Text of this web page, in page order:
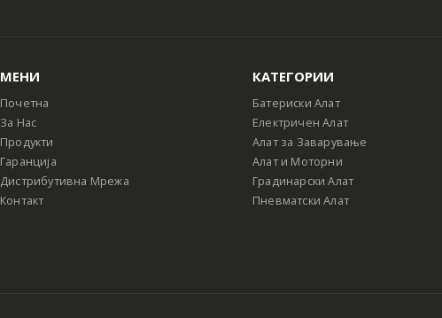
МЕНИ
Почетна
За Нас
Продукти
Гаранција
Дистрибутивна Мрежа
Контакт
КАТЕГОРИИ
Батериски Алат
Електричен Алат
Алат за Заварување
Алат и Моторни
Градинарски Алат
Пневматски Алат